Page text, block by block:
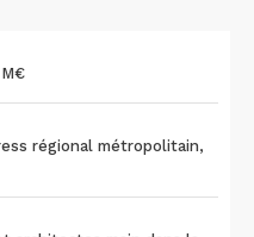
régional métropolitain,